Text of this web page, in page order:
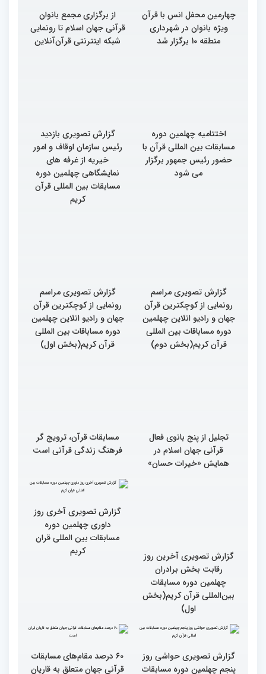
چهارمین محفل انس با قرآن
ویژه بانوان در شهرداری
منطقه 10 برگزار شد
از برگزاری مجمع بانوان
قرآنی جهان اسلام تا رونمایی
شبکه اینترنتی قرآن‌آنلاین
اختتامیه چهلمین دوره
مسابقات بین المللی قرآن با
حضور رئیس جمهور برگزار
می شود
گزارش تصویری بازدید
رئیس سازمان اوقاف و امور
خیریه از غرفه های
نمایشگاهی چهلمین دوره
مسابقات بین المللی قرآن
کریم
گزارش تصویری مراسم
رونمایی از کوچکترین قرآن
جهان و رادیو انلاین چهلمین
دوره مساباقات بین المللی
قرآن کریم(بخش دوم)
گزارش تصویری مراسم
رونمایی از کوچکترین قرآن
جهان و رادیو انلاین چهلمین
دوره مساباقات بین المللی
قرآن کریم(بخش اول)
تجلیل از پنج بانوی فعال
قرآنی جهان اسلام در
همایش «خیرات حسان»
مسابقات قرآن، ترویج گر
فرهنگ زندگی قرآنی است
گزارش تصویری آخرین روز
رقابت بخش برادران
چهلمین دوره مسابقات
بین‌المللی قرآن کریم(بخش
اول)
گزارش تصویری آخری روز